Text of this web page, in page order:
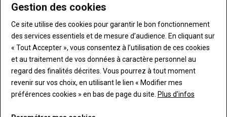
Publicité
Gestion des cookies
Ce site utilise des cookies pour garantir le bon fonctionnement
des services essentiels et de mesure d’audience. En cliquant sur
« Tout Accepter », vous consentez à l’utilisation de ces cookies
et au traitement de vos données à caractère personnel au
regard des finalités décrites. Vous pourrez à tout moment
revenir sur vos choix, en utilisant le lien « Modifier mes
préférences cookies » en bas de page du site. Plus d'infos